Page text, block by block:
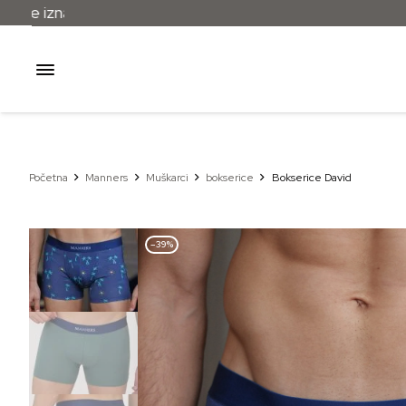
Početna Manners Muškarci bokserice Bokserice David
–39%